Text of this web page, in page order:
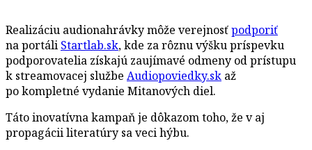
Realizáciu audionahrávky môže verejnosťpodporiť
na portáli Startlab.sk, kde za rôznu výšku príspevku
podporovatelia získajú zaujímavé odmeny od prístupu
k streamovacej službe Audiopoviedky.sk až
po kompletné vydanie Mitanových diel.
Táto inovatívna kampaň je dôkazom toho, že v aj
propagácii literatúry sa veci hýbu.